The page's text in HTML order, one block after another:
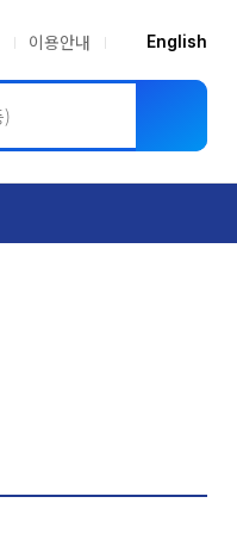
이용안내 English